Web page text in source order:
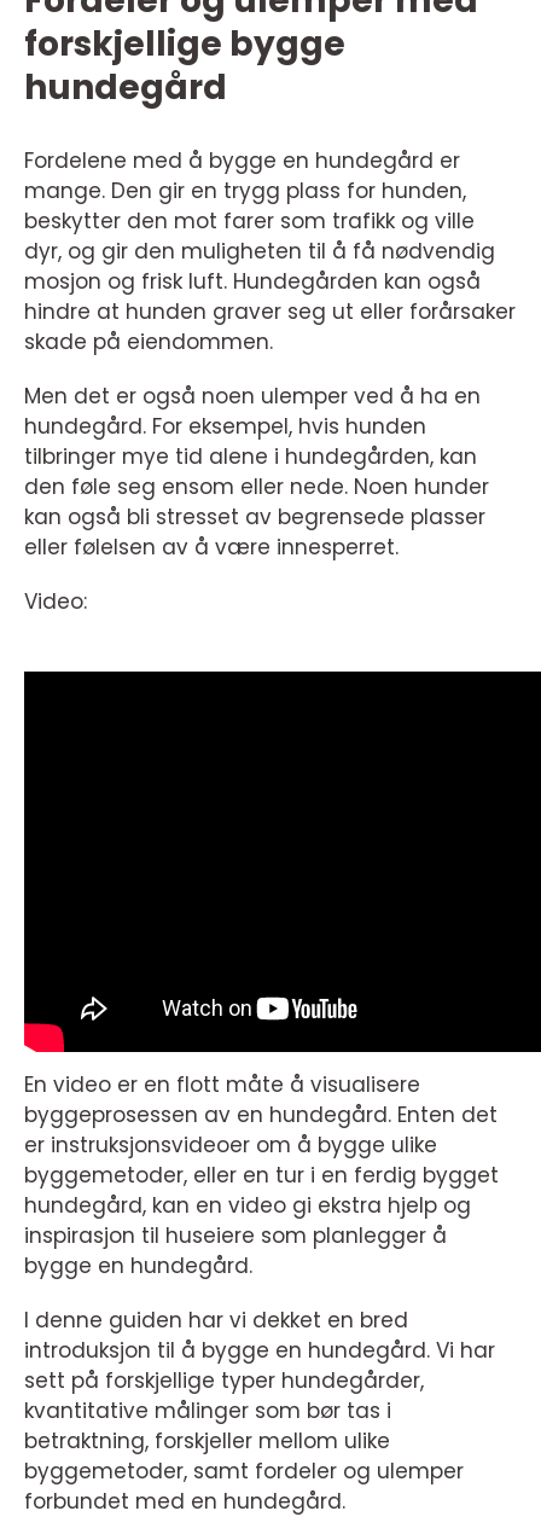
forskjellige bygge
hundegård
Fordelene med å bygge en hundegård er
mange. Den gir en trygg plass for hunden,
beskytter den mot farer som trafikk og ville
dyr, og gir den muligheten til å få nødvendig
mosjon og frisk luft. Hundegården kan også
hindre at hunden graver seg ut eller forårsaker
skade på eiendommen.
Men det er også noen ulemper ved å ha en
hundegård. For eksempel, hvis hunden
tilbringer mye tid alene i hundegården, kan
den føle seg ensom eller nede. Noen hunder
kan også bli stresset av begrensede plasser
eller følelsen av å være innesperret.
Video:
En video er en flott måte å visualisere
byggeprosessen av en hundegård. Enten det
er instruksjonsvideoer om å bygge ulike
byggemetoder, eller en tur i en ferdig bygget
hundegård, kan en video gi ekstra hjelp og
inspirasjon til huseiere som planlegger å
bygge en hundegård.
I denne guiden har vi dekket en bred
introduksjon til å bygge en hundegård. Vi har
sett på forskjellige typer hundegårder,
kvantitative målinger som bør tas i
betraktning, forskjeller mellom ulike
byggemetoder, samt fordeler og ulemper
forbundet med en hundegård.